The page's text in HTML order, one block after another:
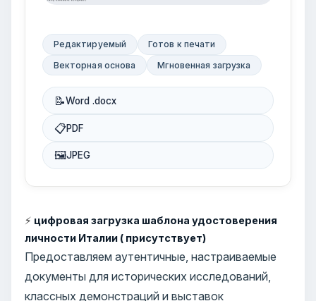
Редактируемый
Готов к печати
Векторная основа
Мгновенная загрузка
📝Word .docx
📋PDF
🖼JPEG
⚡ цифровая загрузка шаблона удостоверения
личности Италии ( присутствует)
Предоставляем аутентичные, настраиваемые
документы для исторических исследований,
классных демонстраций и выставок